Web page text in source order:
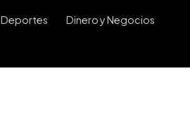
Deportes Dinero y Negocios